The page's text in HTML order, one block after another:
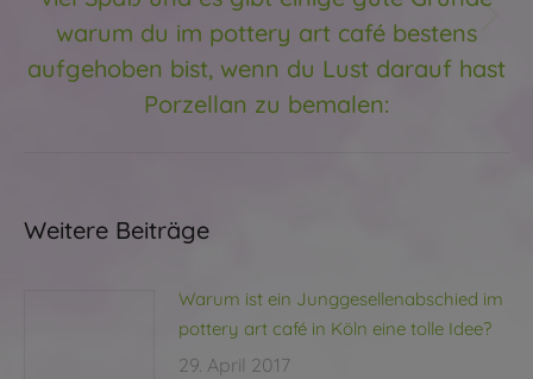
Nächster
Beitrag:
warum du im pottery art café bestens
aufgehoben bist, wenn du Lust darauf hast
Porzellan zu bemalen:
Weitere Beiträge
Warum ist ein Junggesellenabschied im
pottery art café in Köln eine tolle Idee?
29. April 2017